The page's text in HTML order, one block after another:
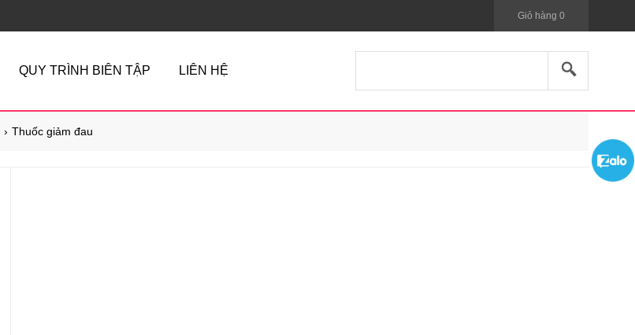
Giỏ hàng 0
QUY TRÌNH BIÊN TẬP LIÊN HỆ
Thuốc giảm đau